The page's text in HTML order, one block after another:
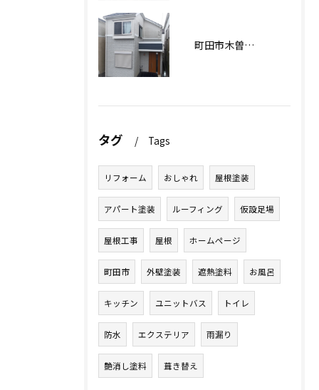
町田市木曽西Ｉ様邸 外壁塗装工事
タグ Tags
リフォーム おしゃれ 屋根塗装
アパート塗装 ルーフィング 仮設足場
屋根工事 屋根 ホームページ
町田市 外壁塗装 遮熱塗料 お風呂
キッチン ユニットバス トイレ
防水 エクステリア 雨漏り
艶消し塗料 葺き替え